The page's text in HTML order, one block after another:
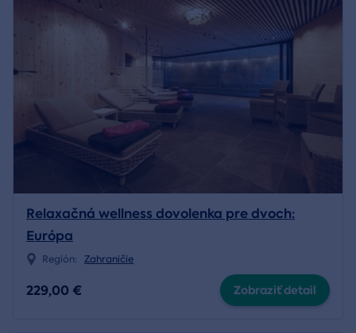
Relaxačná wellness dovolenka pre dvoch:
Európa
Región: Zahraničie
229,00 € Zobraziť detail